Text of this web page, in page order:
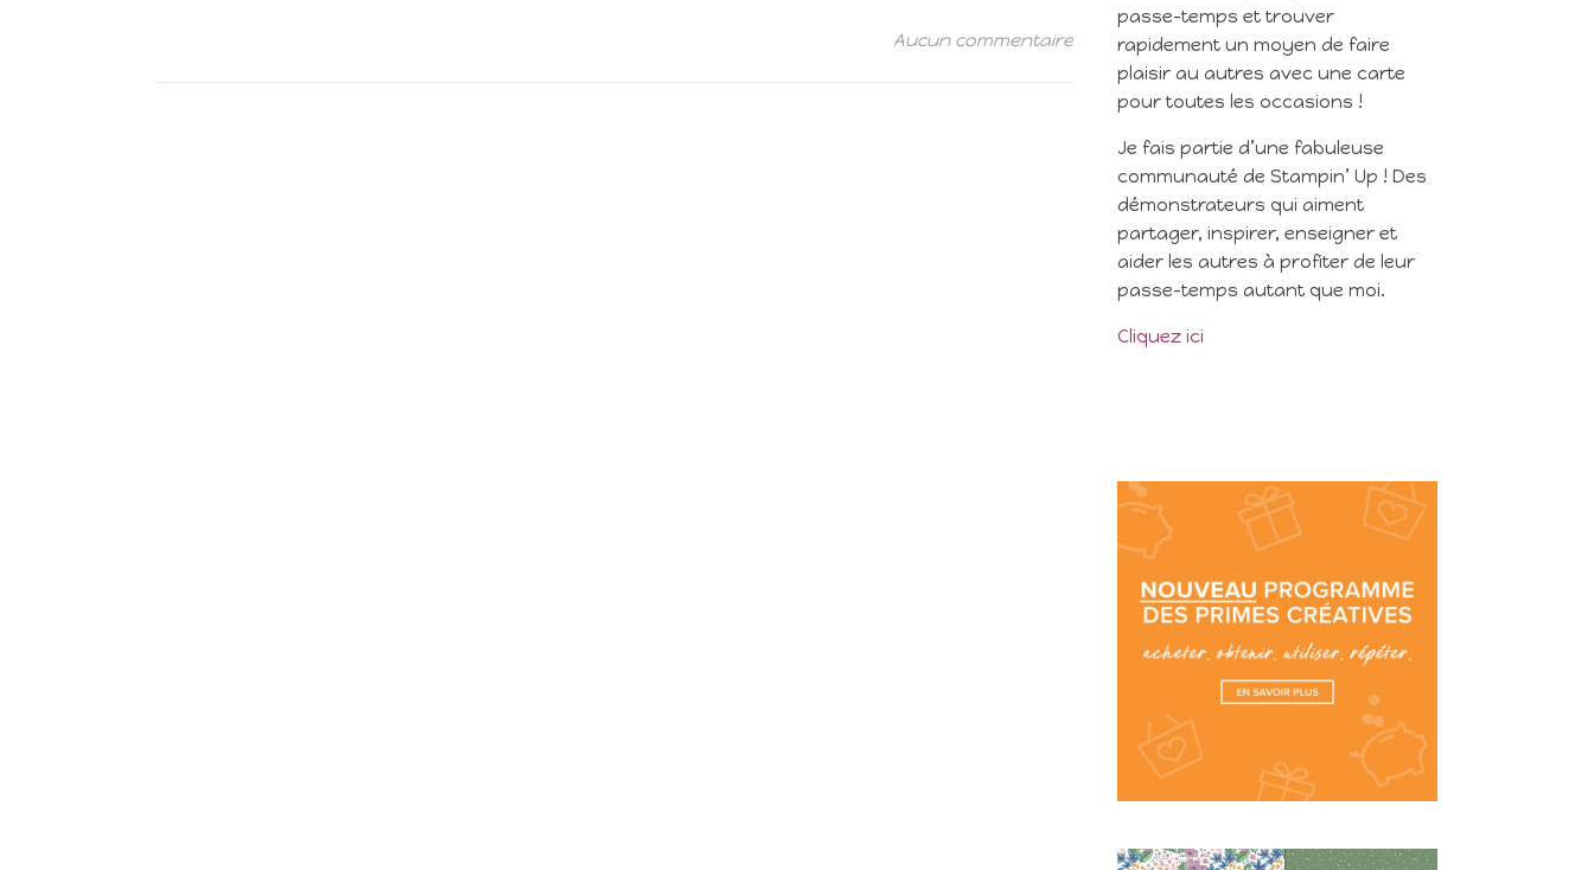
Aucun commentaire
passe-temps et trouver
rapidement un moyen de faire
plaisir au autres avec une carte
pour toutes les occasions !
Je fais partie d’une fabuleuse
communauté de Stampin’ Up ! Des
démonstrateurs qui aiment
partager, inspirer, enseigner et
aider les autres à profiter de leur
passe-temps autant que moi.
Cliquez ici